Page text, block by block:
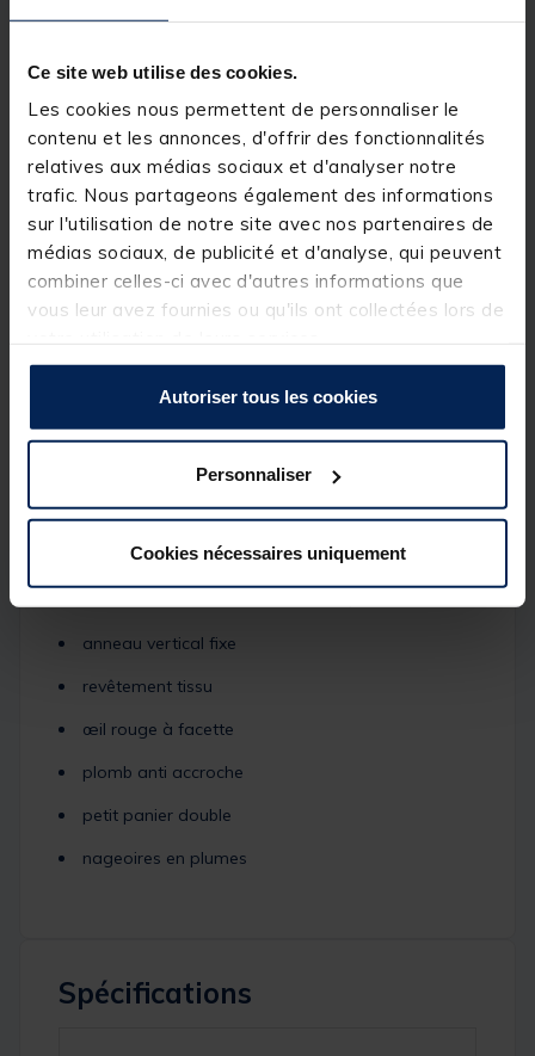
Ce site web utilise des cookies.
Les cookies nous permettent de personnaliser le
contenu et les annonces, d'offrir des fonctionnalités
relatives aux médias sociaux et d'analyser notre
trafic. Nous partageons également des informations
sur l'utilisation de notre site avec nos partenaires de
médias sociaux, de publicité et d'analyse, qui peuvent
combiner celles-ci avec d'autres informations que
vous leur avez fournies ou qu'ils ont collectées lors de
Autoriser tous les cookies
Personnaliser
Cookies nécessaires uniquement
Son œil rouge à facettes permet une attraction
lumière dans toutes les directions.
prise de part sa rugosité.
taille : 12 cm
poids : 22 g
anneau vertical fixe
revêtement tissu
œil rouge à facette
plomb anti accroche
petit panier double
nageoires en plumes
Spécifications